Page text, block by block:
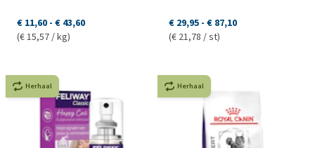
€ 11,60 - € 43,60
(€ 15,57 / kg)
€ 29,95 - € 87,10
(€ 21,78 / st)
Herhaal Herhaal